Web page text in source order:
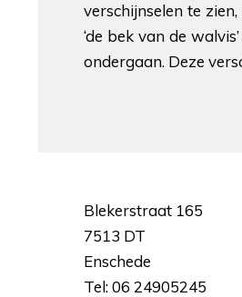
verschijnselen te
‘de bek van de
ondergaan. Deze
Blekerstraat 165
7513 DT
Enschede
Tel: 06 24905245